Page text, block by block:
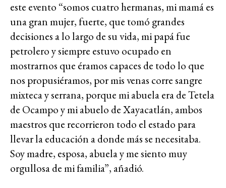
este evento “somos cuatro hermanas, mi mamá es
una gran mujer, fuerte, que tomó grandes
decisiones a lo largo de su vida, mi papá fue
petrolero y siempre estuvo ocupado en
mostrarnos que éramos capaces de todo lo que
nos propusiéramos, por mis venas corre sangre
mixteca y serrana, porque mi abuela era de Tetela
de Ocampo y mi abuelo de Xayacatlán, ambos
maestros que recorrieron todo el estado para
llevar la educación a donde más se necesitaba.
Soy madre, esposa, abuela y me siento muy
orgullosa de mi familia”, añadió.